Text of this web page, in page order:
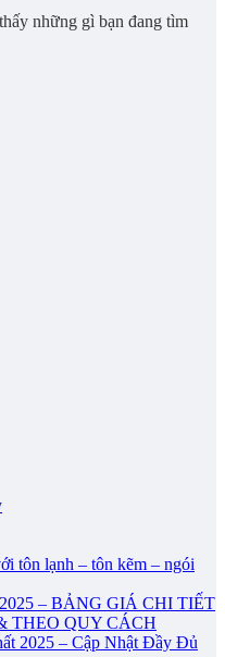
những gì bạn đang tìm
tôn lạnh – tôn kẽm – ngói
– BẢNG GIÁ CHI TIẾT
THEO QUY CÁCH
2025 – Cập Nhật Đầy Đủ